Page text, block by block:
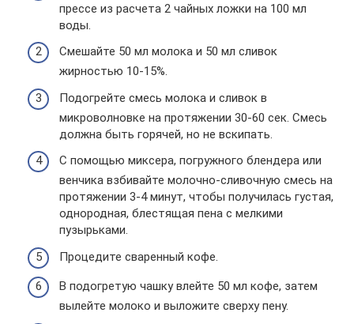
прессе из расчета 2 чайных ложки на 100 мл
воды.
Смешайте 50 мл молока и 50 мл сливок
жирностью 10-15%.
Подогрейте смесь молока и сливок в
микроволновке на протяжении 30-60 сек. Смесь
должна быть горячей, но не вскипать.
С помощью миксера, погружного блендера или
венчика взбивайте молочно-сливочную смесь на
протяжении 3-4 минут, чтобы получилась густая,
однородная, блестящая пена с мелкими
пузырьками.
Процедите сваренный кофе.
В подогретую чашку влейте 50 мл кофе, затем
вылейте молоко и выложите сверху пену.